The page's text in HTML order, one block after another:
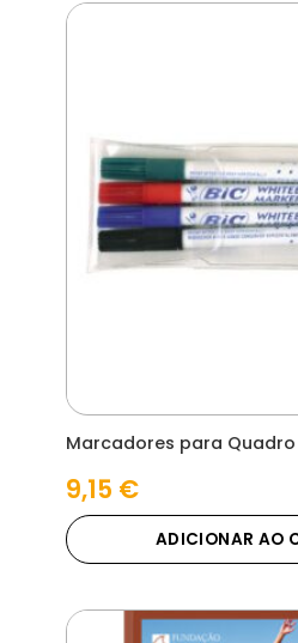
Marcadores para
9,15 €
ADICIONAR AO